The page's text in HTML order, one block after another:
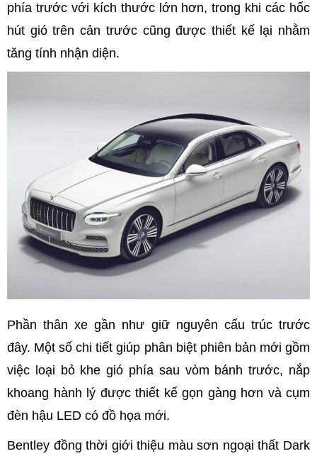
phía trước với kích thước lớn hơn, trong khi các hốc
hút gió trên cản trước cũng được thiết kế lại nhằm
tăng tính nhận diện.
Phần thân xe gần như giữ nguyên cấu trúc trước
đây. Một số chi tiết giúp phân biệt phiên bản mới gồm
việc loại bỏ khe gió phía sau vòm bánh trước, nắp
khoang hành lý được thiết kế gọn gàng hơn và cụm
đèn hậu LED có đồ họa mới.
Bentley đồng thời giới thiệu màu sơn ngoại thất Dark